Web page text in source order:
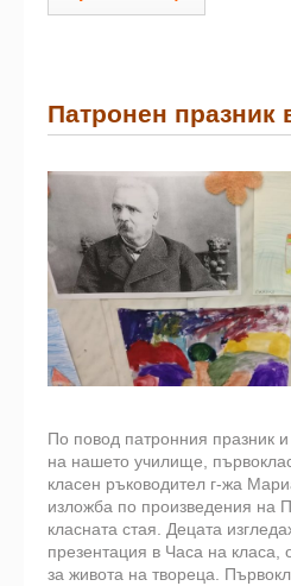
Патронен празник
По повод патронния празник
на нашето училище,
класен ръководител г-жа
изложба по произведения на
класната стая. Децата
презентация в Часа на класа,
за живота на твореца.